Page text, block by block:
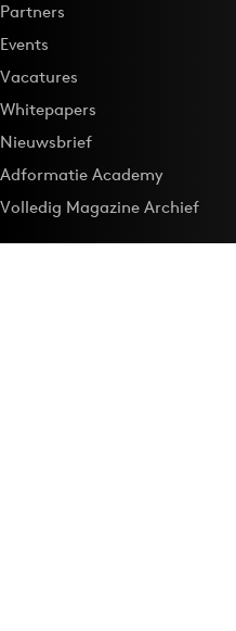
Partners
Events
Vacatures
Whitepapers
Nieuwsbrief
Adformatie Academy
Volledig Magazine Archief